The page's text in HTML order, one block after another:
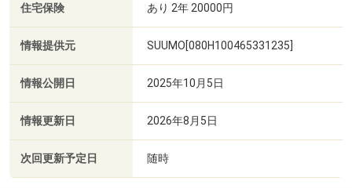
住宅保険 あり 2年 20000円
情報提供元 SUUMO[080H100465331235]
情報公開日 2025年10月5日
情報更新日 2026年8月5日
次回更新予定日 随時